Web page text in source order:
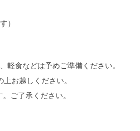
）
軽食などは予めご準備ください。
お越しください。
ご了承ください。